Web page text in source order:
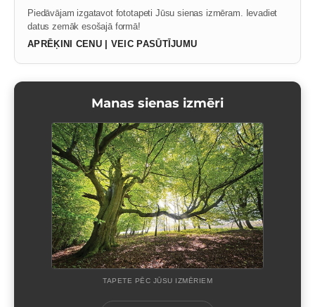
Piedāvājam izgatavot fototapeti Jūsu sienas izmēram. Ievadiet
datus zemāk esošajā formā!
APRĒĶINI CENU | VEIC PASŪTĪJUMU
Manas sienas izmēri
TAPETE PĒC JŪSU IZMĒRIEM